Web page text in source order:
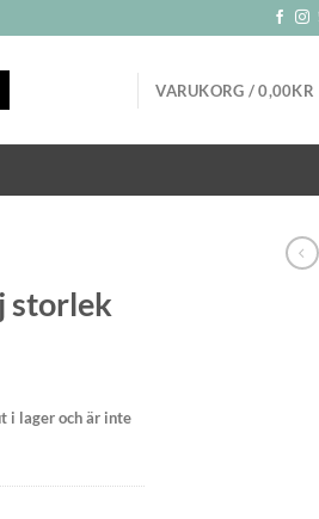
VARUKORG /0,00KR
storlek
i lager och är inte